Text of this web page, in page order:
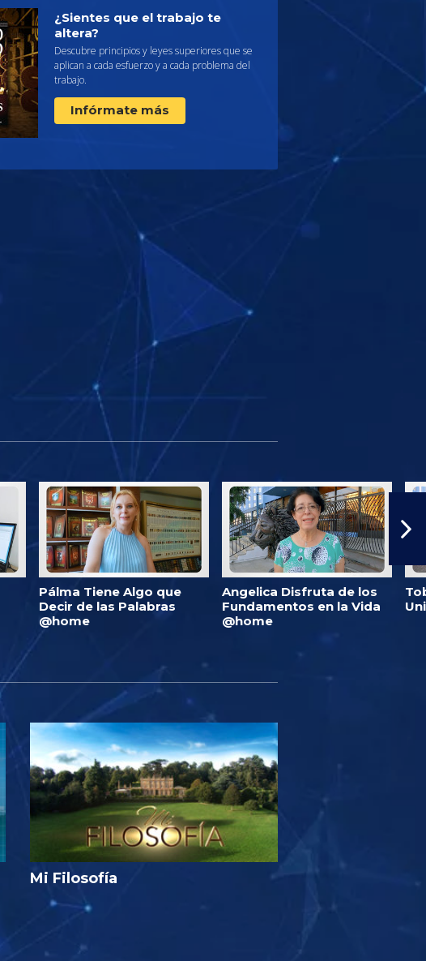
¿Sientes que el trabajo te
altera?
Descubre principios y leyes superiores que se
aplican a cada esfuerzo y a cada problema del
trabajo.
Infórmate más
Pálma Tiene Algo que
Decir de las Palabras
@home
Angelica Disfruta de los
Fundamentos en la Vida
@home
Mi Filosofía